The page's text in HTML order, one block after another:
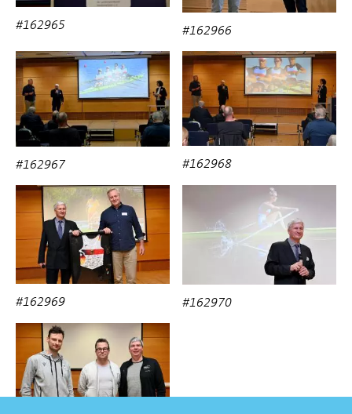
#162965 #162966
#162967 #162968
#162969 #162970